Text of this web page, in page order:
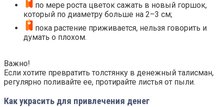
по мере роста цветок сажать в новый горшок,
который по диаметру больше на 2–3 см;
пока растение приживается, нельзя говорить и
думать о плохом.
Важно!
Если хотите превратить толстянку в денежный талисман,
регулярно поливайте ее, протирайте листья от пыли.
Как украсить для привлечения денег